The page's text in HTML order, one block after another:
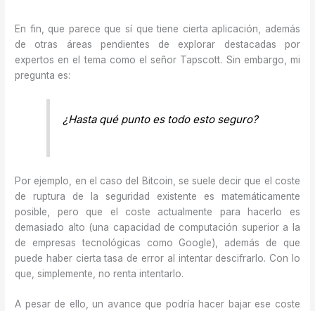
En fin, que parece que sí que tiene cierta aplicación, además
de otras áreas pendientes de explorar destacadas por
expertos en el tema como el señor Tapscott. Sin embargo, mi
pregunta es:
¿Hasta qué punto es todo esto seguro?
Por ejemplo, en el caso del Bitcoin, se suele decir que el coste
de ruptura de la seguridad existente es matemáticamente
posible, pero que el coste actualmente para hacerlo es
demasiado alto (una capacidad de computación superior a la
de empresas tecnológicas como Google), además de que
puede haber cierta tasa de error al intentar descifrarlo. Con lo
que, simplemente, no renta intentarlo.
A pesar de ello, un avance que podría hacer bajar ese coste